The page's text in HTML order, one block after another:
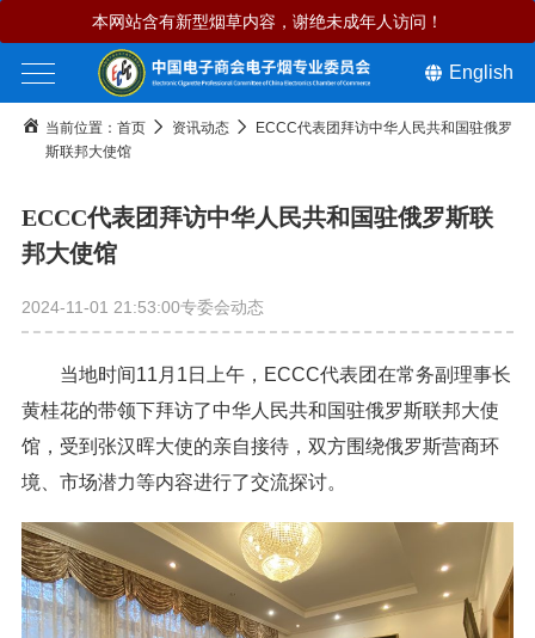
English
本网站含有新型烟草内容，谢绝未成年人访问！
当前位置： 首页 资讯动态
ECCC代表团拜访中华人民共和国驻俄罗
斯联邦大使馆
ECCC代表团拜访中华人民共和国驻俄罗斯联
邦大使馆
2024-11-01 21:53:00专委会动态
当地时间11月1日上午，ECCC代表团在常务副理事长
黄桂花的带领下拜访了中华人民共和国驻俄罗斯联邦大使
馆，受到张汉晖大使的亲自接待，双方围绕俄罗斯营商环
境、市场潜力等内容进行了交流探讨。